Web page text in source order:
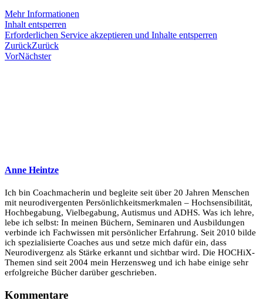
Mehr Informationen
Inhalt entsperren
Erforderlichen Service akzeptieren und Inhalte entsperren
ZurückZurück
VorNächster
Anne Heintze
Ich bin Coachmacherin und begleite seit über 20 Jahren Menschen
mit neurodivergenten Persönlichkeitsmerkmalen – Hochsensibilität,
Hochbegabung, Vielbegabung, Autismus und ADHS. Was ich lehre,
lebe ich selbst: In meinen Büchern, Seminaren und Ausbildungen
verbinde ich Fachwissen mit persönlicher Erfahrung. Seit 2010 bilde
ich spezialisierte Coaches aus und setze mich dafür ein, dass
Neurodivergenz als Stärke erkannt und sichtbar wird. Die HOCHiX-
Themen sind seit 2004 mein Herzensweg und ich habe einige sehr
erfolgreiche Bücher darüber geschrieben.
Kommentare